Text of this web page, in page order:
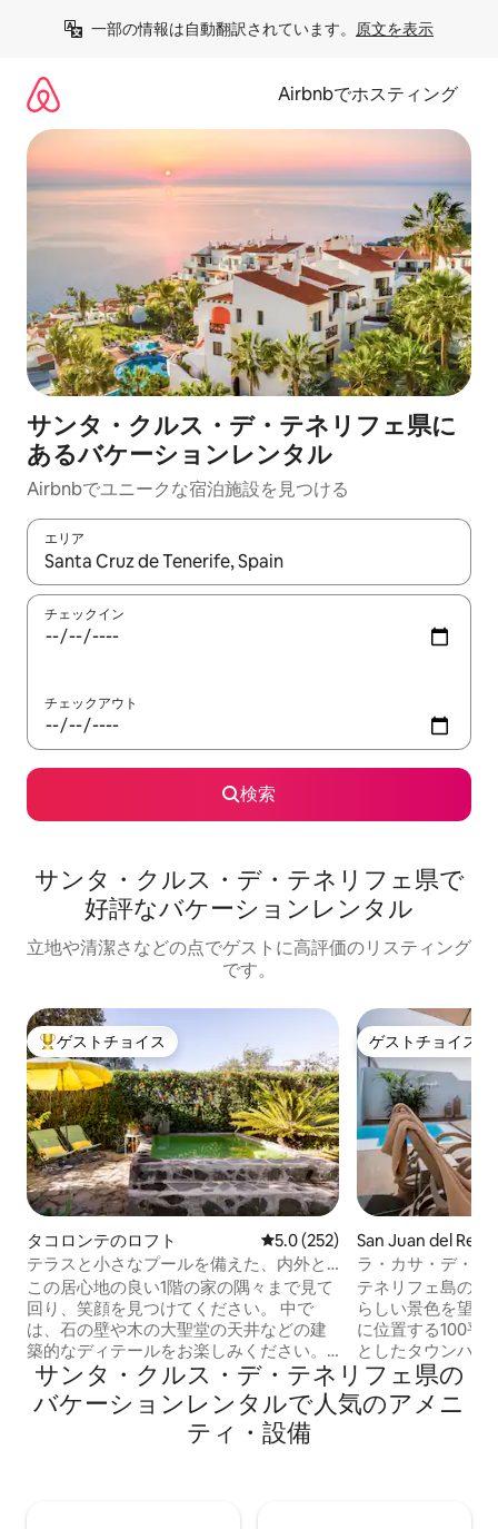
一部の情報は自動翻訳されています。 原文を表示
Airbnbでホスティング
サンタ・クルス・デ・テネリフェ県に
あるバケーションレンタル
Airbnbでユニークな宿泊施設を見つける
エリア
検索結果が表示されたら、上下の矢印キーを使って移動するか
チェックイン
チェックアウト
検索
サンタ・クルス・デ・テネリフェ県で
好評なバケーションレンタル
立地や清潔さなどの点でゲストに高評価のリスティング
です。
大好評のゲストチョイスです。
ゲストチョイス
タコロンテのロフト レビュー252件、5つ星中5.0つ
5.0 (252)
テラスと小さなプールを備えた、内外と
もに素晴らしいペントハウス
この居心地の良い1階の家の隅々まで見て
回り、笑顔を見つけてください。 中で
は、石の壁や木の大聖堂の天井などの建
築的なディテールをお楽しみください。
太陽光パネルのおかげで、消費電力の
70%以上が自家発電です。持続可能な家
です:) その後、外のバルコニーから景色
を眺め、裏庭、くつろぐエリア、そして
ゲストチョイス
ゲストチョイス
San Juan del
家・長屋
ラ・カサ・デ・レ
テネリフェ島の北
らしい景色を望む
に位置する100平
としたタウンハウス。 専用の
ル、最新の家電
庫、洗濯機など）
ベッドと2つのシ
サンタ・クルス・デ・テネリフェ県の
バケーションレンタルで人気のアメニ
ティ・設備